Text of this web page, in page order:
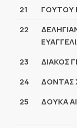
21 ΓΟΥΤΟΥ
22
23 ΔΙΑΚΟΣ
24
ΔΟΝΤΑΣ
25
ΔΟΥΚΑ